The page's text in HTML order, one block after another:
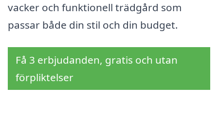
vacker och funktionell trädgård som
passar både din stil och din budget.
Få 3 erbjudanden, gratis och utan
förpliktelser